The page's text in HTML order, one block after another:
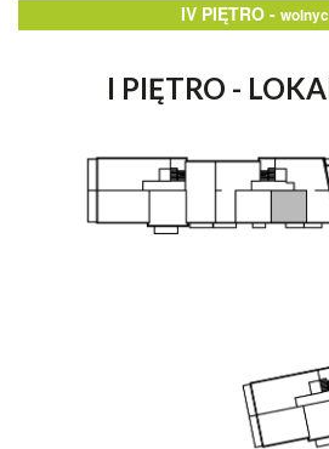
IV PIĘTRO -
I PIĘTRO -